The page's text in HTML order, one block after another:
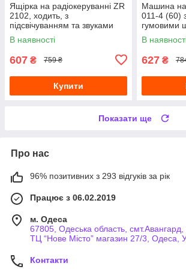
Ящірка на радіокеруванні ZR
2102, ходить, з
підсвічуванням та звуками
В наявності
607 ₴ 759 ₴
Купити
Машина на
011-4 (60)
гумовими
героя
В
627 ₴
Показати ще
Про нас
96% позитивних з 293 відгуків за рік
Працює з 06.02.2019
м. Одеса
67805, Одеська область,
ТЦ “Нове Місто” магазин 27/3, Одеса,
Контакти